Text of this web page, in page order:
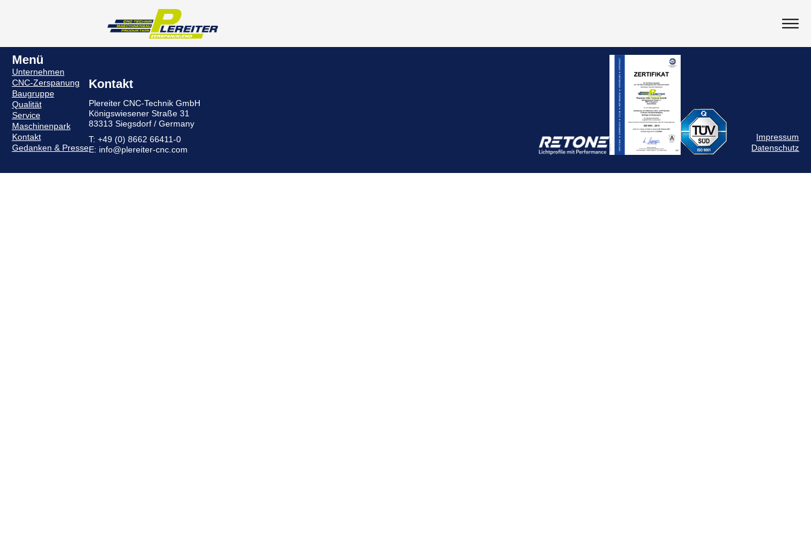
Menü
Unternehmen
CNC-Zerspanung
Baugruppe
Qualität
Service
Maschinenpark
Kontakt
Gedanken & Presse
Kontakt
Plereiter CNC-Technik GmbH
Königswiesener Straße 31
83313 Siegsdorf / Germany
T: +49 (0) 8662 66411-0
E: info@plereiter-cnc.com
Impressum
Datenschutz